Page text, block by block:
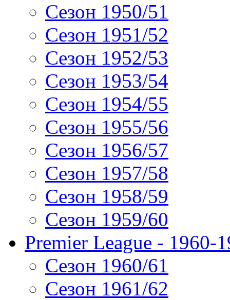
Сезон 1950/51
Сезон 1951/52
Сезон 1952/53
Сезон 1953/54
Сезон 1954/55
Сезон 1955/56
Сезон 1956/57
Сезон 1957/58
Сезон 1958/59
Сезон 1959/60
Premier League - 1960-
Сезон 1960/61
Сезон 1961/62